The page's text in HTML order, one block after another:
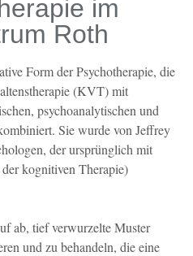
im
Roth
Form der Psychotherapie, die
(KVT) mit
psychoanalytischen und
Sie wurde von Jeffrey
der ursprünglich mit
kognitiven Therapie)
ab, tief verwurzelte Muster
und zu behandeln, die eine